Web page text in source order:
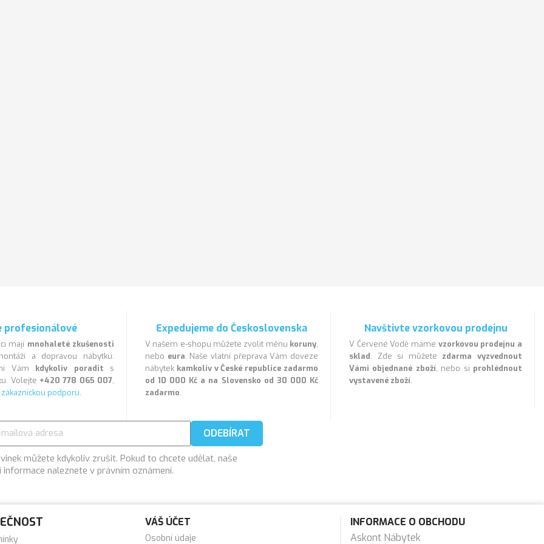
profesionálové
mají mnohaleté zkušenosti
a dopravou nábytku.
Vám kdykoliv poradit s
Volejte +420 778 065 007,
zákaznickou podporu.
Expedujeme do Československa
V našem e-shopu můžete zvolit měnu koruny,
nebo eura. Naše vlatní přeprava Vám doveze
nábytek kamkoliv v České republice zadarmo
od 10 000 Kč a na Slovensko od 30 000 Kč
zadarmo.
Navštivte vzorkovou prodejnu
V Červené Vodě máme vzorkovou prodejnu a
sklad. Zde si můžete zdarma vyzvednout
Vámi objednané zboží, nebo si prohlédnout
vystavené zboží.
můžete kdykoliv zrušit. Pokud to chcete udělat, naše
informace naleznete v právním oznámení.
VÁŠ ÚČET
Osobní údaje
INFORMACE O OBCHODU
Askont Nábytek